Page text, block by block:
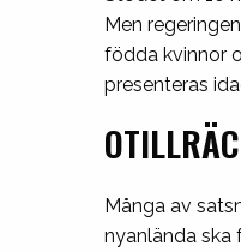
Men
födda kvinnor
presenteras
Många av
nyanlända ska